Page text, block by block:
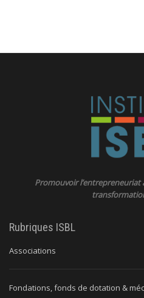
Promouvoir
Rubriques ISBL
Associations
Fondations, fonds de dotation &